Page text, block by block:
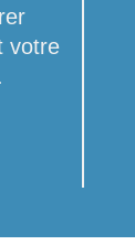
votre